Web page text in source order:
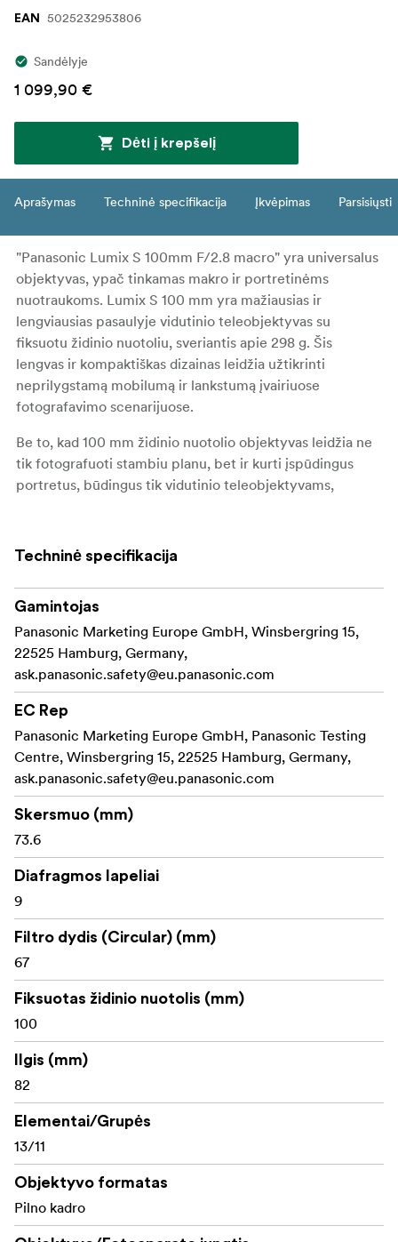
EAN 5025232953806
Sandėlyje
1 099,90 €
Dėti į krepšelį
Aprašymas Techninė specifikacija Įkvėpimas Parsisiųsti
"Panasonic Lumix S 100mm F/2.8 macro" yra universalus
objektyvas, ypač tinkamas makro ir portretinėms
nuotraukoms. Lumix S 100 mm yra mažiausias ir
lengviausias pasaulyje vidutinio teleobjektyvas su
fiksuotu židinio nuotoliu, sveriantis apie 298 g. Šis
lengvas ir kompaktiškas dizainas leidžia užtikrinti
neprilygstamą mobilumą ir lankstumą įvairiuose
fotografavimo scenarijuose.
Be to, kad 100 mm židinio nuotolio objektyvas leidžia ne
tik fotografuoti stambiu planu, bet ir kurti įspūdingus
portretus, būdingus tik vidutinio teleobjektyvams,
Dėl "Panasonics" linijinio fokusavimo varikliuko
objektyvas veikia tyliai, o fokusavimo dvelksmas
slopinamas, todėl jis idealiai tinka filmuoti. Taip pat
siūlomas mikrožingsninis diafragmos valdymas, kad
ekspozicija būtų keičiama sklandžiai, ir galimybė
pasirinkti linijinį arba nelinijinį fokusavimo žiedo
nustatymą.
Dviejų fazių linijinis variklis
Efektyviai slopina fokusavimo dvelksmą
Dvigubo fokusavimo sistema
Puikiai tinka ir makro, ir portretiniam fotografavimui
Objektyvo konstrukciją sudaro 13 elementų 11 grupių, 3
ASPH, 2 UED ir 1 ED lęšiai, kurie kartu užtikrina puikų
optinį našumą.
Techninė specifikacija
Gamintojas
Panasonic Marketing Europe GmbH, Winsbergring 15,
22525 Hamburg, Germany,
ask.panasonic.safety@eu.panasonic.com
EC Rep
Panasonic Marketing Europe GmbH, Panasonic Testing
Centre, Winsbergring 15, 22525 Hamburg, Germany,
ask.panasonic.safety@eu.panasonic.com
Skersmuo (mm)
73.6
Diafragmos lapeliai
9
Filtro dydis (Circular) (mm)
67
Fiksuotas židinio nuotolis (mm)
100
Ilgis (mm)
82
Elementai/Grupės
13/11
Objektyvo formatas
Pilno kadro